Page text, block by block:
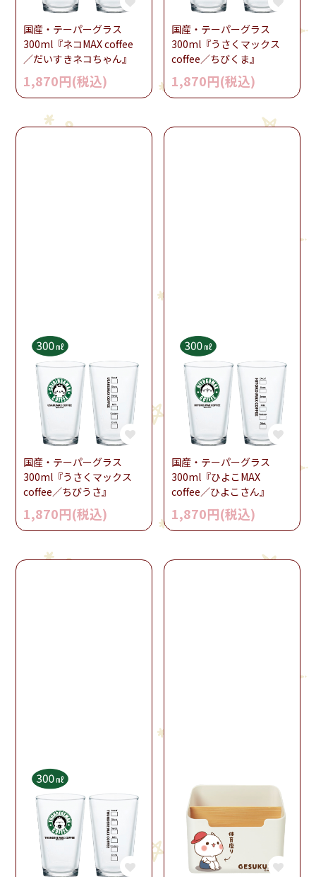
国産・テーパーグラス
300ml『ネコMAX coffee
／だいすきネコちゃん』
1,870円(税込)
国産・テーパーグラス
300ml『うさくマックス
coffee／ちびくま』
1,870円(税込)
国産・テーパーグラス
300ml『うさくマックス
coffee／ちびうさ』
1,870円(税込)
国産・テーパーグラス
300ml『ひよこMAX
coffee／ひよこさん』
1,870円(税込)